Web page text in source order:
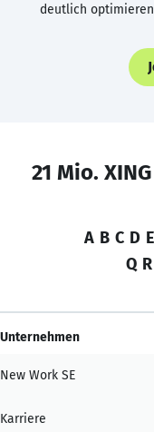
deutlich
21 Mio.
A B C D E
Q R
Unternehmen
New Work SE
Karriere